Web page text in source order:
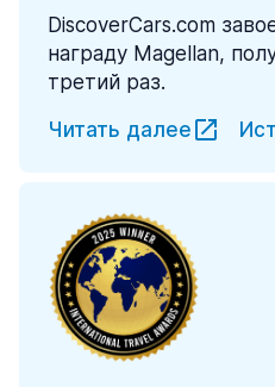
DiscoverCars.com
награду Magellan,
третий раз.
Читать далее